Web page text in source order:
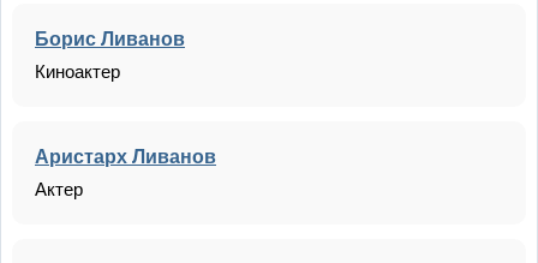
Борис Ливанов
Киноактер
Аристарх Ливанов
Актер